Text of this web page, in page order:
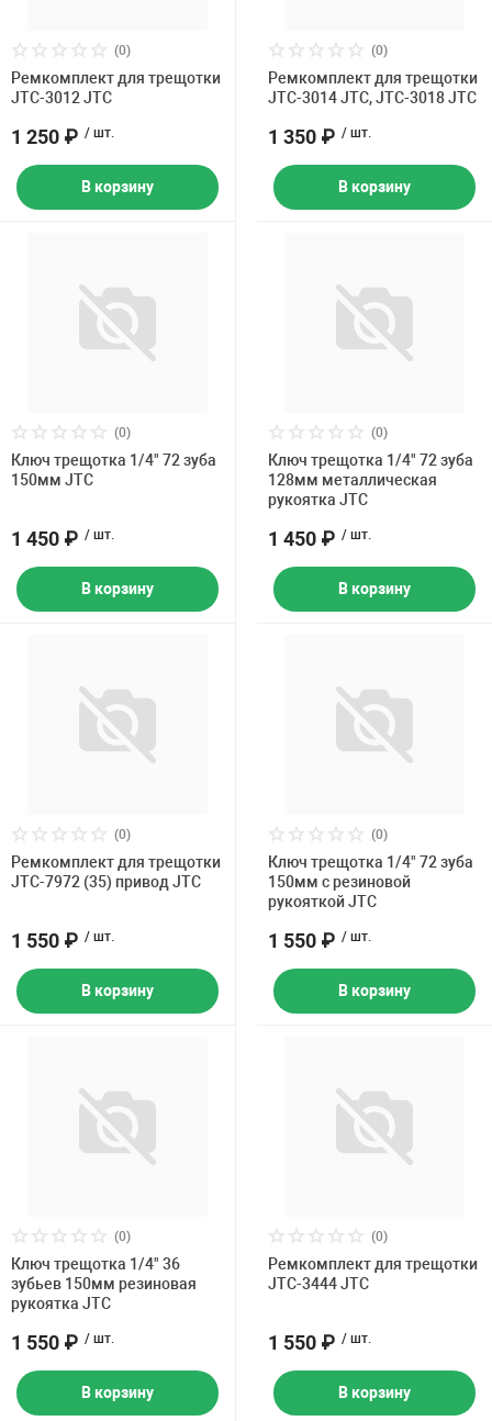
(0)
Ремкомплект для трещотки
JTC-3012 JTC
1 250 ₽ / шт.
В корзину
(0)
Ремкомплект для трещотки
JTC-3014 JTC, JTC-3018 JTC
1 350 ₽ / шт.
В корзину
(0)
Ключ трещотка 1/4" 72 зуба
150мм JTC
1 450 ₽ / шт.
В корзину
(0)
Ключ трещотка 1/4" 72 зуба
128мм металлическая
рукоятка JTC
1 450 ₽ / шт.
В корзину
(0)
Ремкомплект для трещотки
JTC-7972 (35) привод JTC
1 550 ₽ / шт.
В корзину
(0)
Ключ трещотка 1/4" 72 зуба
150мм с резиновой
рукояткой JTC
1 550 ₽ / шт.
В корзину
(0)
Ключ трещотка 1/4" 36
зубьев 150мм резиновая
рукоятка JTC
1 550 ₽ / шт.
В корзину
(0)
Ремкомплект для трещотки
JTC-3444 JTC
1 550 ₽ / шт.
В корзину